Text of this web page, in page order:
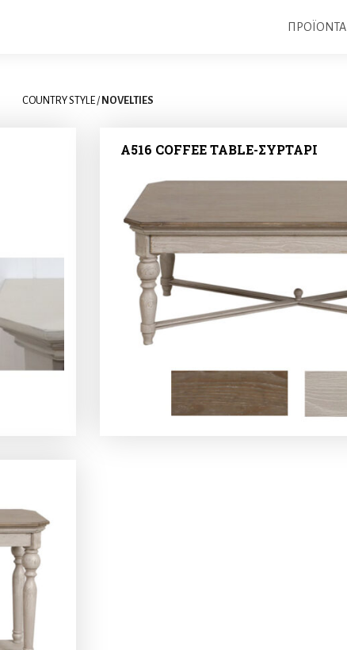
ΠΡΟΪΟΝΤΑ
COUNTRY STYLE / NOVELTIES
A516 COFFEE TABLE-ΣΥΡΤΑΡΙ